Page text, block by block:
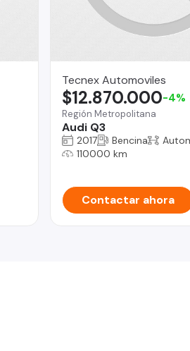
Tecnex Automoviles
Región Metropolitana
Audi Q3
$12.870.000-4%
2017 Bencina
110000 km
Contactar ahora